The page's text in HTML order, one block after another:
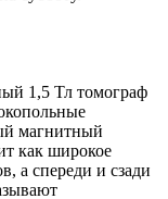
1,5 Тл томограф
магнитный
как широкое
а спереди и сзади